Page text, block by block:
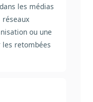
les médias
réseaux
ou une
retombées